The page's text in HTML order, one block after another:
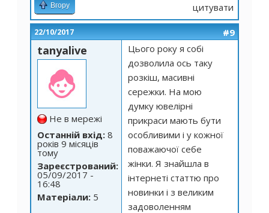
Вгору цитувати
22/10/2017 #9
tanyalive
Не в мережі
Останній вхід: 8
років 9 місяців
тому
Зареєстрований:
05/09/2017 -
16:48
Матеріали: 5
Цього року я собі
дозволила ось таку
розкіш, масивні
сережки. На мою
думку ювелірні
прикраси мають бути
особливими і у кожної
поважаючої себе
жінки. Я знайшла в
інтернеті статтю про
новинки і з великим
задоволенням